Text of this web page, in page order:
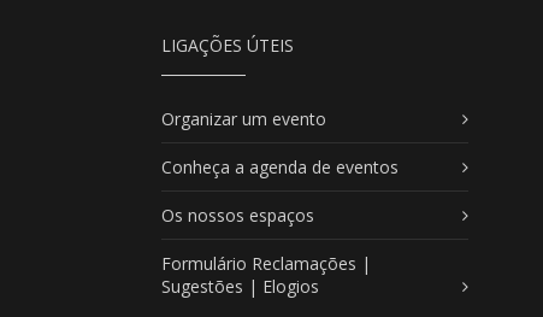
LIGAÇÕES ÚTEIS
Organizar um evento
Conheça a agenda de eventos
Os nossos espaços
Formulário Reclamações |
Sugestões | Elogios